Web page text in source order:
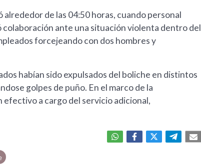
de las 04:50 horas, cuando personal
ante una situación violenta dentro del
forcejeando con dos hombres y
habían sido expulsados del boliche en distintos
golpes de puño. En el marco de la
a cargo del servicio adicional,